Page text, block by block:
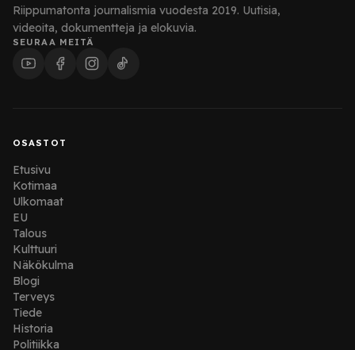
Riippumatonta journalismia vuodesta 2019. Uutisia,
videoita, dokumentteja ja elokuvia.
SEURAA MEITÄ
OSASTOT
Etusivu
Kotimaa
Ulkomaat
EU
Talous
Kulttuuri
Näkökulma
Blogi
Terveys
Tiede
Historia
Politiikka